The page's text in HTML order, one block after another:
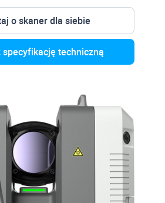
o skaner dla siebie
specyfikację techniczną